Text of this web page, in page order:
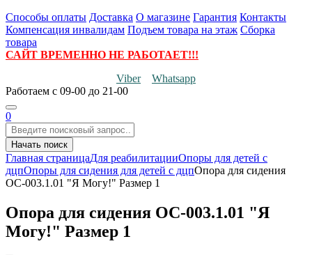
Способы оплаты Доставка О магазине Гарантия Контакты
Компенсация инвалидам Подъем товара на этаж Сборка
товара
САЙТ ВРЕМЕННО НЕ РАБОТАЕТ!!!
Viber
Whatsapp
Работаем с 09-00 до 21-00
0
Начать поиск
Главная страницаДля реабилитацииОпоры для детей с
дцпОпоры для сидения для детей с дцпОпора для сидения
ОС-003.1.01 "Я Могу!" Размер 1
Опора для сидения ОС-003.1.01 "Я
Могу!" Размер 1